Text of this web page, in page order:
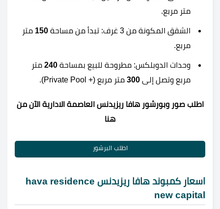
متر مربع.
الشقق المكونة من 3 غرف: تبدأ من مساحة 150 متر
مربع.
وحدات الدوبلكس: مطروحة للبيع بمساحة 240 متر
مربع وتصل إلى 300 متر مربع (+ Private Pool).
اطلب صور وبورشور هافا ريزيدنس العاصمة الادارية الآن من
هنا
اطلب البرشور
اسعار كمبوند هافا ريزيدنس hava residence
new capital